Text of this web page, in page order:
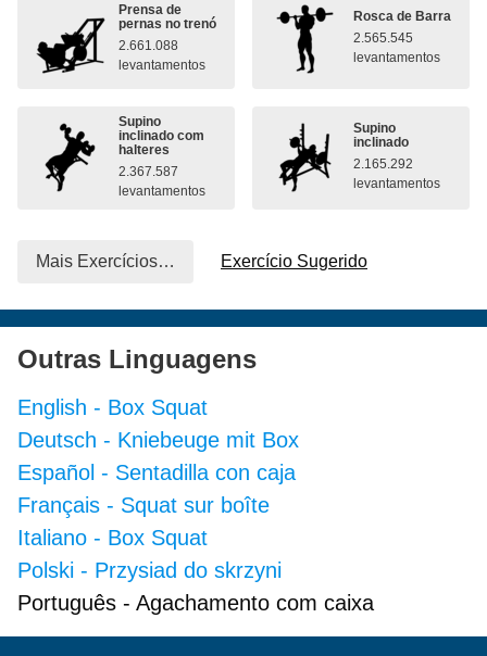
Prensa de
pernas no trenó
2.661.088
levantamentos
Rosca de Barra
2.565.545
levantamentos
Supino
inclinado com
halteres
2.367.587
levantamentos
Supino
inclinado
2.165.292
levantamentos
Mais Exercícios… Exercício Sugerido
Outras Linguagens
English - Box Squat
Deutsch - Kniebeuge mit Box
Español - Sentadilla con caja
Français - Squat sur boîte
Italiano - Box Squat
Polski - Przysiad do skrzyni
Português - Agachamento com caixa